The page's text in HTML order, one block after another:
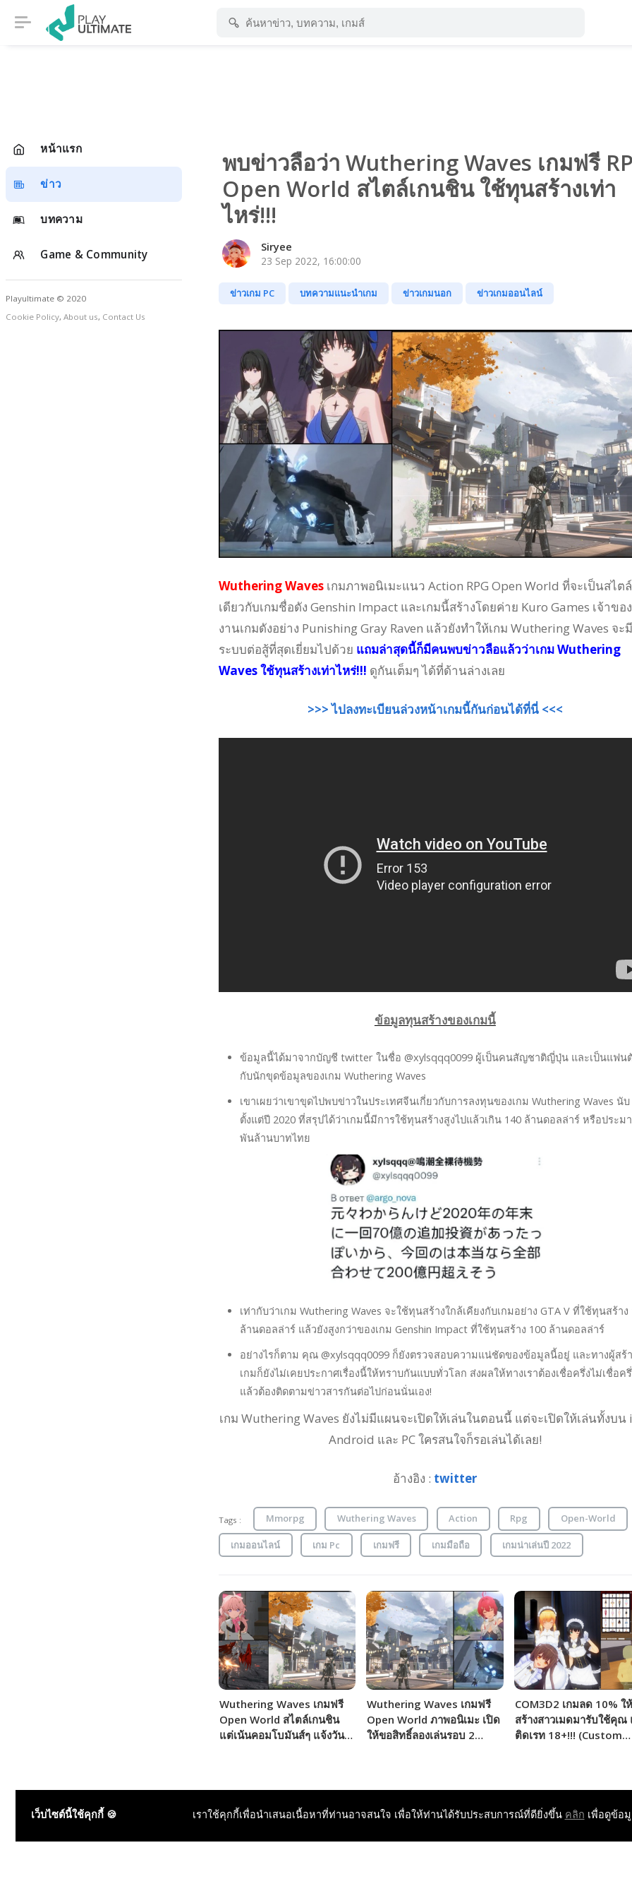
หน้าแรก
ข่าว
บทความ
Game & Community
Playultimate © 2020
Cookie Policy, About us, Contact Us
พบข่าวลือว่า Wuthering Waves เกมฟรี
Open World สไตล์เกนชิน ใช้ทุนสร้างเท่า
ไหร่!!!
Siryee
23 Sep 2022, 16:00:00
ข่าวเกม PC บทความแนะนำเกม ข่าวเกมนอก ข่าวเกมออนไลน์
Wuthering Wavesเกมภาพอนิเมะแนว Action RPG Open World ที่จะเป็นสไตล์
เดียวกับเกมชื่อดัง Genshin Impact และเกมนี้สร้างโดยค่าย Kuro Games เจ้าขอ
งานเกมดังอย่าง Punishing Gray Raven แล้วยังทำให้เกม Wuthering Waves จะมี
ระบบต่อสู้ที่สุดเยี่ยมไปด้วย แถมล่าสุดนี้ก็มีคนพบข่าวลือแล้วว่าเกม Wuthering
Waves ใช้ทุนสร้างเท่าไหร่!!! ดูกันเต็มๆ ได้ที่ด้านล่างเลย
>>> ไปลงทะเบียนล่วงหน้าเกมนี้กันก่อนได้ที่นี่ <<<
ข้อมูลทุนสร้างของเกมนี้
ข้อมูลนี้ได้มาจากบัญชี twitter ในชื่อ @xylsqqq0099 ผู้เป็นคนสัญชาติญี่ปุ่น และเป็นแฟน
กับนักขุดข้อมูลของเกม Wuthering Waves
เขาเผยว่าเขาขุดไปพบข่าวในประเทศจีนเกี่ยวกับการลงทุนของเกม Wuthering Waves นับ
ตั้งแต่ปี 2020 ที่สรุปได้ว่าเกมนี้มีการใช้ทุนสร้างสูงไปแล้วเกิน 140 ล้านดอลล่าร์ หรือประม
พันล้านบาทไทย
เท่ากับว่าเกม Wuthering Waves จะใช้ทุนสร้างใกล้เคียงกับเกมอย่าง GTA V ที่ใช้ทุนสร้าง
ล้านดอลล่าร์ แล้วยังสูงกว่าของเกม Genshin Impact ที่ใช้ทุนสร้าง 100 ล้านดอลล่าร์
อย่างไรก็ตาม คุณ @xylsqqq0099 ก็ยังตรวจสอบความแน่ชัดของข้อมูลนี้อยู่ และทางผู้สร้
เกมก็ยังไม่เคยประกาศเรื่องนี้ให้ทราบกันแบบทั่วโลก ส่งผลให้ทางเราต้องเชื่อครึ่งไม่เชื่อค
แล้วต้องติดตามข่าวสารกันต่อไปก่อนนั่นเอง!
เกม Wuthering Waves ยังไม่มีแผนจะเปิดให้เล่นในตอนนี้ แต่จะเปิดให้เล่นทั้งบน
Android และ PC ใครสนใจก็รอเล่นได้เลย!
อ้างอิง : twitter
Tags : Mmorpg Wuthering Waves Action Rpg Open-World
เกมออนไลน์ เกม Pc เกมฟรี เกมมือถือ เกมน่าเล่นปี 2022
Wuthering Waves เกมฟรี
Open World สไตล์เกนชิน
แต่เน้นคอมโบมันส์ๆ แจ้งวัน
Wuthering Waves เกมฟรี
Open World ภาพอนิเมะ เปิด
ให้ขอสิทธิ์ลองเล่นรอบ 2
COM3D2 เกมลด 10% ให้
สร้างสาวเมดมารับใช้คุณ
ติดเรท 18+!!! (Custom
เว็บไซต์นี้ใช้คุกกี้ 🍪 เราใช้คุกกี้เพื่อนำเสนอเนื้อหาที่ท่านอาจสนใจ เพื่อให้ท่านได้รับประสบการณ์ที่ดียิ่งขึ้น คลิก เพื่อดูข้อ